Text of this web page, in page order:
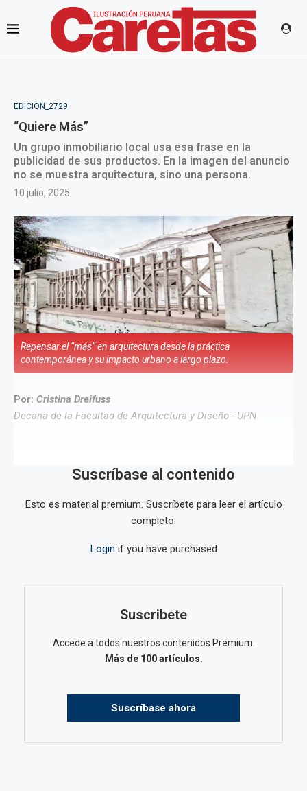
EDICIÓN_2729
“Quiere Más”
Un grupo inmobiliario local usa esa frase en la
publicidad de sus productos. En la imagen del anuncio
no se muestra arquitectura, sino una persona.
10 julio, 2025
Repensar el “más” en arquitectura desde la práctica
contemporánea y su impacto urbano a largo plazo.
Por: Cristina Dreifuss
Decana de la Facultad de Arquitectura y Diseño - UPN
Suscríbase al contenido
Esto es material premium. Suscríbete para leer el artículo
completo.
Login if you have purchased
Suscribete
Accede a todos nuestros contenidos Premium.
Más de 100 artículos.
Suscríbase ahora